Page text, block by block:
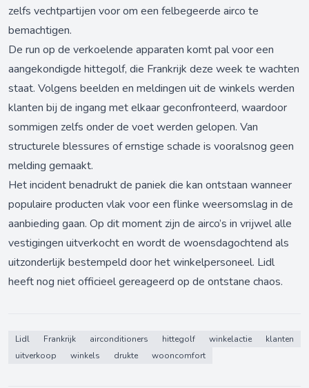
zelfs vechtpartijen voor om een felbegeerde airco te
bemachtigen.
De run op de verkoelende apparaten komt pal voor een
aangekondigde hittegolf, die Frankrijk deze week te wachten
staat. Volgens beelden en meldingen uit de winkels werden
klanten bij de ingang met elkaar geconfronteerd, waardoor
sommigen zelfs onder de voet werden gelopen. Van
structurele blessures of ernstige schade is vooralsnog geen
melding gemaakt.
Het incident benadrukt de paniek die kan ontstaan wanneer
populaire producten vlak voor een flinke weersomslag in de
aanbieding gaan. Op dit moment zijn de airco’s in vrijwel alle
vestigingen uitverkocht en wordt de woensdagochtend als
uitzonderlijk bestempeld door het winkelpersoneel. Lidl
heeft nog niet officieel gereageerd op de ontstane chaos.
Lidl Frankrijk airconditioners hittegolf winkelactie
klanten
uitverkoop
winkels drukte wooncomfort